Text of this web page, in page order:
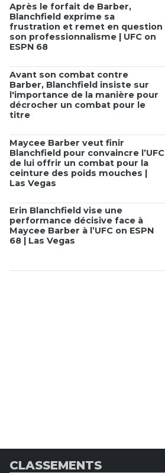
Après le forfait de Barber,
Blanchfield exprime sa
frustration et remet en question
son professionnalisme | UFC on
ESPN 68
Avant son combat contre
Barber, Blanchfield insiste sur
l'importance de la manière pour
décrocher un combat pour le
titre
Maycee Barber veut finir
Blanchfield pour convaincre l’UFC
de lui offrir un combat pour la
ceinture des poids mouches |
Las Vegas
Erin Blanchfield vise une
performance décisive face à
Maycee Barber à l’UFC on ESPN
68 | Las Vegas
CLASSEMENTS